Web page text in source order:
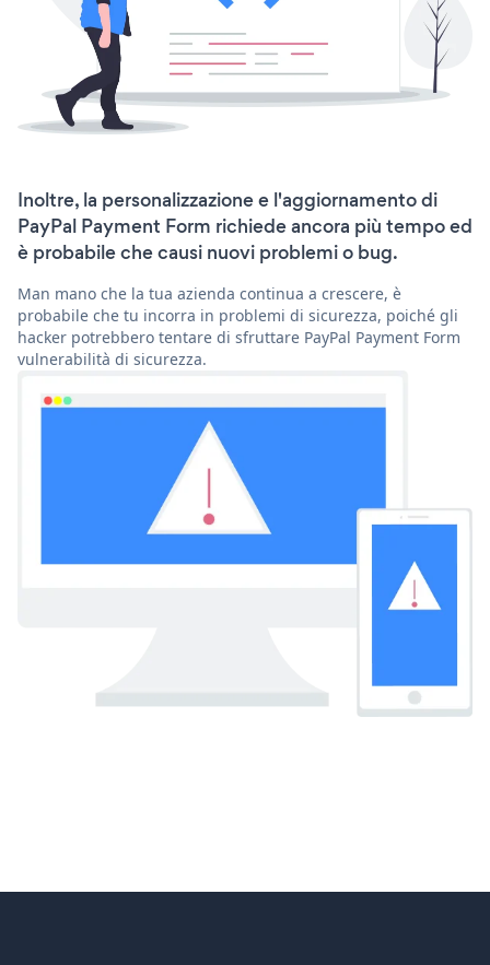
Inoltre, la personalizzazione e l'aggiornamento di
PayPal Payment Form richiede ancora più tempo ed
è probabile che causi nuovi problemi o bug.
Man mano che la tua azienda continua a crescere, è
probabile che tu incorra in problemi di sicurezza, poiché gli
hacker potrebbero tentare di sfruttare PayPal Payment Form
vulnerabilità di sicurezza.